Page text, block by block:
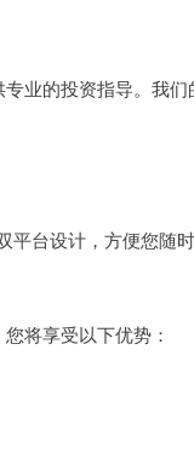
业的投资指导。我
平台设计，方便您随
将享受以下优势：